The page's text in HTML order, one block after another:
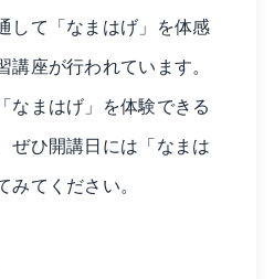
して「なまはげ」を体感
座が行われています。
なまはげ」を体験できる
ぜひ開講日には「なまは
てください。